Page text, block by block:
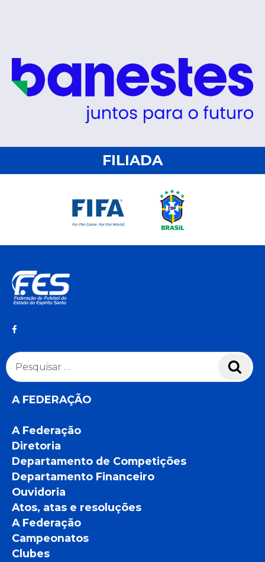
FILIADA
Pesquisar
por:
A FEDERAÇÃO
A Federação
Diretoria
Departamento de Competições
Departamento Financeiro
Ouvidoria
Atos, atas e resoluções
A Federação
Campeonatos
Clubes